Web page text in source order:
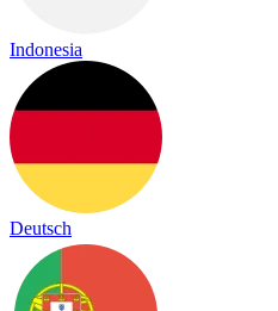
Indonesia
Deutsch